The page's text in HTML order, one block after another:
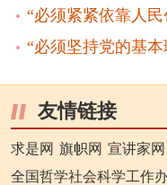
“必须紧紧依靠人
“必须坚持党的基
友情链接
求是网 旗帜网 宣讲家网
全国哲学社会科学工作